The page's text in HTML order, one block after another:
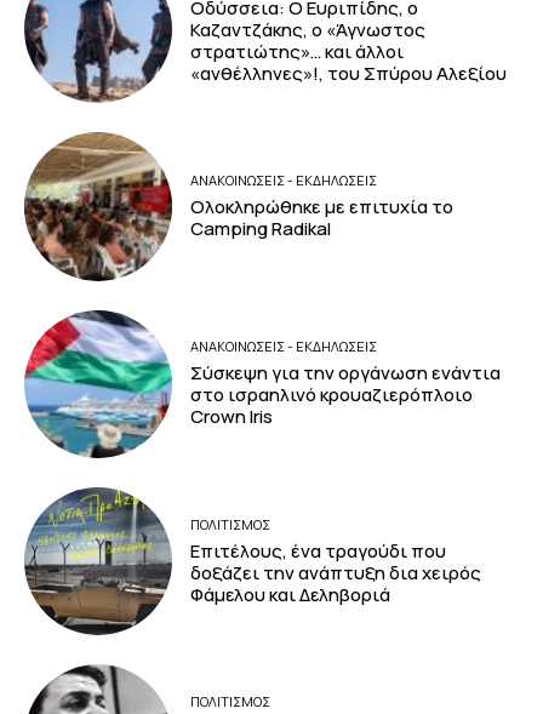
Οδύσσεια: Ο Ευριπίδης, ο
Καζαντζάκης, ο «Άγνωστος
στρατιώτης»… και άλλοι
«ανθέλληνες»!, του Σπύρου Αλεξίου
ΑΝΑΚΟΙΝΩΣΕΙΣ - ΕΚΔΗΛΩΣΕΙΣ
Ολοκληρώθηκε με επιτυχία το
Camping Radikal
ΑΝΑΚΟΙΝΩΣΕΙΣ - ΕΚΔΗΛΩΣΕΙΣ
Σύσκεψη για την οργάνωση ενάντια
στο ισραηλινό κρουαζιερόπλοιο
Crown Iris
ΠΟΛΙΤΙΣΜΟΣ
Επιτέλους, ένα τραγούδι που
δοξάζει την ανάπτυξη δια χειρός
Φάμελου και Δεληβοριά
ΠΟΛΙΤΙΣΜΟΣ